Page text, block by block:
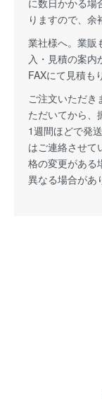
に数日かかる場
りますので、余
業社様へ。業販
入・見積の案内
FAXにて見積も
ご注文いただき
ただいてから、
1週間ほどで発
はご連絡させて
格の変更がある
異なる場合があ